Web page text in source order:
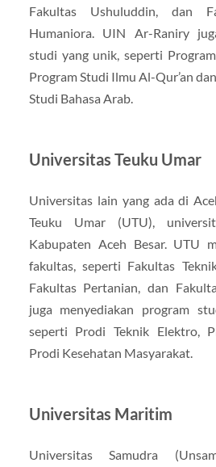
Fakultas Ushuluddin, dan
Humaniora. UIN Ar-Raniry
studi yang unik, seperti
Program Studi Ilmu Al-Qur’an
Studi Bahasa Arab.
Universitas Teuku Umar
Universitas lain yang ada di
Teuku Umar (UTU),
Kabupaten Aceh Besar. UTU
fakultas, seperti Fakultas
Fakultas Pertanian, dan
juga menyediakan program
seperti Prodi Teknik Elektro,
Prodi Kesehatan Masyarakat.
Universitas Maritim
Universitas Samudra